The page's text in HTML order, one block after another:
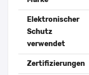
Elektronischer
Schutz
verwendet
Zertifizierungen